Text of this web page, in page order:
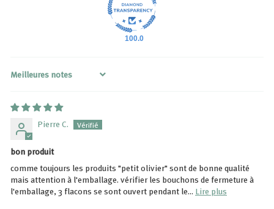
100.0
Sort by
Pierre C.
bon produit
comme toujours les produits "petit olivier" sont de bonne qualité
mais attention à l'emballage. vérifier les bouchons de fermeture à
l'emballage, 3 flacons se sont ouvert pendant le... Lire plus